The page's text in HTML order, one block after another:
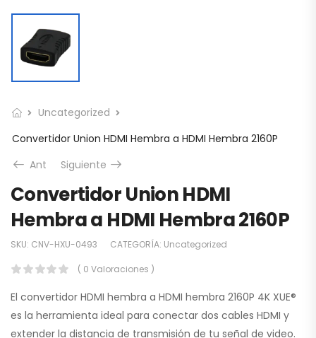
Uncategorized
Convertidor Union HDMI Hembra a HDMI Hembra 2160P
Ant
Siguiente
Convertidor Union HDMI
Hembra a HDMI Hembra 2160P
SKU: CNV-HXU-0493 CATEGORÍA: Uncategorized
( 0 Valoraciones )
El convertidor HDMI hembra a HDMI hembra 2160P 4K XUE®
es la herramienta ideal para conectar dos cables HDMI y
extender la distancia de transmisión de tu señal de video.